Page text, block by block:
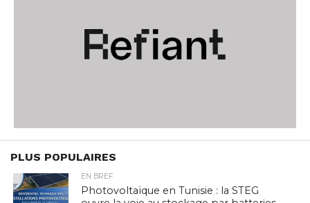
PLUS POPULAIRES
EN BREF
Photovoltaïque en Tunisie : la STEG